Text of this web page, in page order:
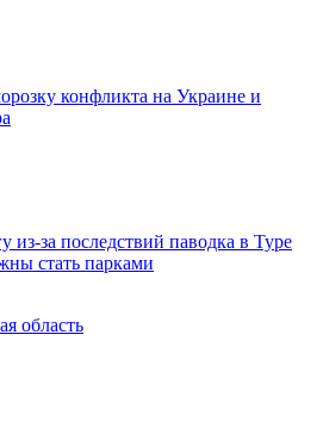
конфликта на Украине и
из-за последствий паводка в Туре
стать парками
область